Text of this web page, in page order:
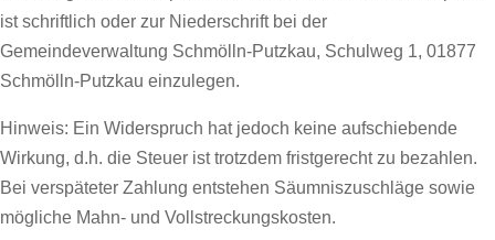
ist schriftlich oder zur Niederschrift bei der
Gemeindeverwaltung Schmölln-Putzkau, Schulweg 1, 01877
Schmölln-Putzkau einzulegen.
Hinweis: Ein Widerspruch hat jedoch keine aufschiebende
Wirkung, d.h. die Steuer ist trotzdem fristgerecht zu bezahlen.
Bei verspäteter Zahlung entstehen Säumniszuschläge sowie
mögliche Mahn- und Vollstreckungskosten.